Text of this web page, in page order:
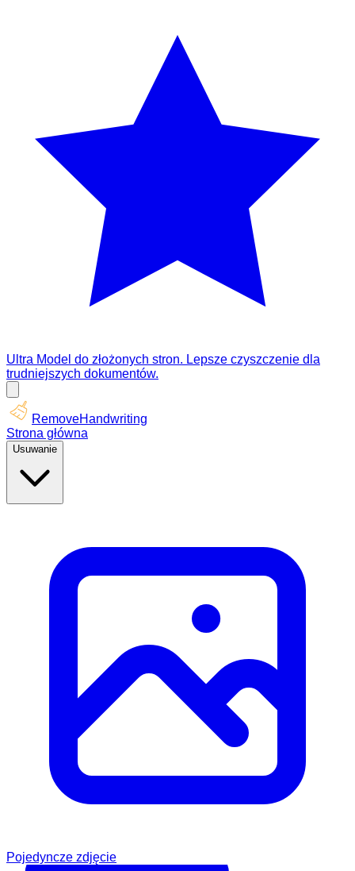
Ultra Model do złożonych stron. Lepsze czyszczenie dla
trudniejszych dokumentów.
RemoveHandwriting
Strona główna
Usuwanie
Pojedyncze zdjęcie